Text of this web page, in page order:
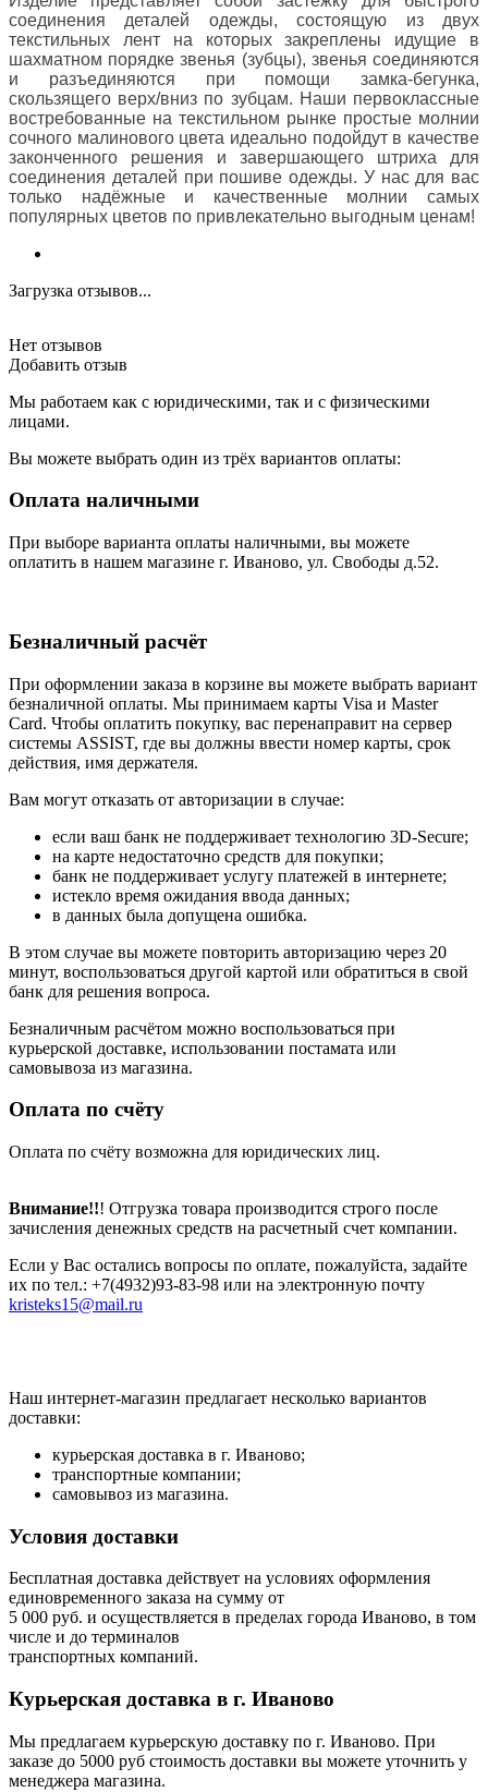
соединения деталей одежды, состоящую из двух
текстильных лент на которых закреплены идущие в
шахматном порядке звенья (зубцы), звенья соединяются
и разъединяются при помощи замка-бегунка,
скользящего верх/вниз по зубцам. Наши первоклассные
востребованные на текстильном рынке простые молнии
сочного малинового цвета идеально подойдут в качестве
законченного решения и завершающего штриха для
соединения деталей при пошиве одежды. У нас для вас
только надёжные и качественные молнии самых
популярных цветов по привлекательно выгодным ценам!
Загрузка отзывов...
Нет отзывов
Добавить отзыв
Мы работаем как с юридическими, так и с физическими
лицами.
Вы можете выбрать один из трёх вариантов оплаты:
Оплата наличными
При выборе варианта оплаты наличными, вы можете
оплатить в нашем магазине г. Иваново, ул. Свободы д.52.
Безналичный расчёт
При оформлении заказа в корзине вы можете выбрать вариант
безналичной оплаты. Мы принимаем карты Visa и Master
Card. Чтобы оплатить покупку, вас перенаправит на сервер
системы ASSIST, где вы должны ввести номер карты, срок
действия, имя держателя.
Вам могут отказать от авторизации в случае:
если ваш банк не поддерживает технологию 3D-Secure;
на карте недостаточно средств для покупки;
банк не поддерживает услугу платежей в интернете;
истекло время ожидания ввода данных;
в данных была допущена ошибка.
В этом случае вы можете повторить авторизацию через 20
минут, воспользоваться другой картой или обратиться в свой
банк для решения вопроса.
Безналичным расчётом можно воспользоваться при
курьерской доставке, использовании постамата или
самовывоза из магазина.
Оплата по счёту
Оплата по счёту возможна для юридических лиц.
Внимание!!! Отгрузка товара производится строго после
зачисления денежных средств на расчетный счет компании.
Если у Вас остались вопросы по оплате, пожалуйста, задайте
их по тел.: +7(4932)93-83-98 или на электронную почту
kristeks15@mail.ru
Наш интернет-магазин предлагает несколько вариантов
доставки:
курьерская доставка в г. Иваново;
транспортные компании;
самовывоз из магазина.
Условия доставки
Бесплатная доставка действует на условиях оформления
единовременного заказа на сумму от
5 000 руб. и осуществляется в пределах города Иваново, в том
числе и до терминалов
транспортных компаний.
Курьерская доставка в г. Иваново
Мы предлагаем курьерскую доставку по г. Иваново. При
заказе до 5000 руб стоимость доставки вы можете уточнить у
менеджера магазина.